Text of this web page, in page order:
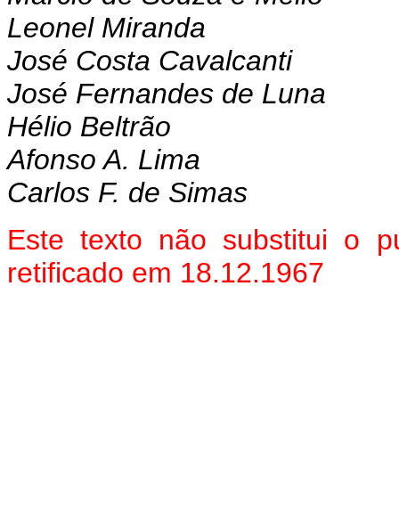
Leonel Miranda
José Costa Cavalcanti
José Fernandes de Luna
Hélio Beltrão
Afonso A. Lima
Carlos F. de Simas
Este texto não substitui o
retificado em 18.12.1967